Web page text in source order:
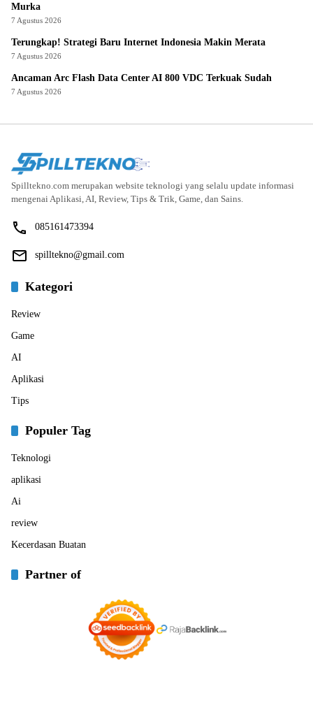
Murka
7 Agustus 2026
Terungkap! Strategi Baru Internet Indonesia Makin Merata
7 Agustus 2026
Ancaman Arc Flash Data Center AI 800 VDC Terkuak Sudah
7 Agustus 2026
Spilltekno.com merupakan website teknologi yang selalu update informasi
mengenai Aplikasi, AI, Review, Tips & Trik, Game, dan Sains.
085161473394
spilltekno@gmail.com
Kategori
Review
Game
AI
Aplikasi
Tips
Populer Tag
Teknologi
aplikasi
Ai
review
Kecerdasan Buatan
Partner of